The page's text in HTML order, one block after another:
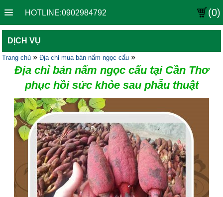
HOTLINE:0902984792 (0)
DỊCH VỤ
Trang chủ » Địa chỉ mua bán nấm ngọc cẩu »
Địa chỉ bán nấm ngọc cẩu tại Cần Thơ
phục hồi sức khỏe sau phẫu thuật